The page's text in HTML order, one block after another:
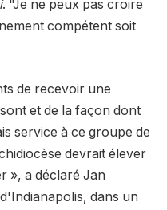
. "Je ne peux pas croire
compétent soit
de recevoir une
et de la façon dont
service à ce groupe de
devrait élever
», a déclaré Jan
dans un